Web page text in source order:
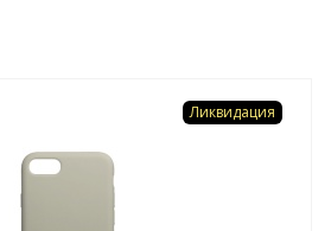
Ликвидация